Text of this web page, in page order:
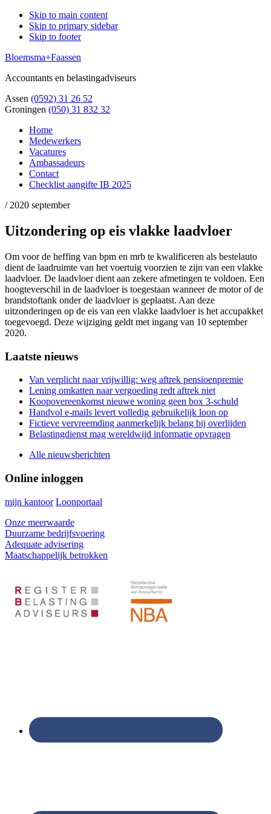
Skip to main content
Skip to primary sidebar
Skip to footer
Bloemsma+Faassen
Accountants en belastingadviseurs
Assen (0592) 31 26 52
Groningen (050) 31 832 32
Home
Medewerkers
Vacatures
Ambassadeurs
Contact
Checklist aangifte IB 2025
/ 2020 september
Uitzondering op eis vlakke laadvloer
Om voor de heffing van bpm en mrb te kwalificeren als bestelauto
dient de laadruimte van het voertuig voorzien te zijn van een vlakke
laadvloer. De laadvloer dient aan zekere afmetingen te voldoen. Een
hoogteverschil in de laadvloer is toegestaan wanneer de motor of de
brandstoftank onder de laadvloer is geplaatst. Aan deze
uitzonderingen op de eis van een vlakke laadvloer is het accupakket
toegevoegd. Deze wijziging geldt met ingang van 10 september
2020.
Primary
Sidebar
Laatste nieuws
Van verplicht naar vrijwillig: weg aftrek pensioenpremie
Lening omkatten naar vergoeding redt aftrek niet
Koopovereenkomst nieuwe woning geen box 3-schuld
Handvol e-mails levert volledig gebruikelijk loon op
Fictieve vervreemding aanmerkelijk belang bij overlijden
Belastingdienst mag wereldwijd informatie opvragen
Alle nieuwsberichten
Online inloggen
mijn kantoor Loonportaal
Onze meerwaarde
Duurzame bedrijfsvoering
Adequate advisering
Maatschappelijk betrokken